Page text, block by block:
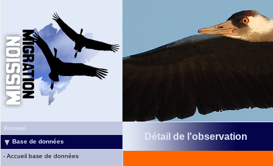
Accueil
Base de données
- Accueil base de données
Détail de l'observation